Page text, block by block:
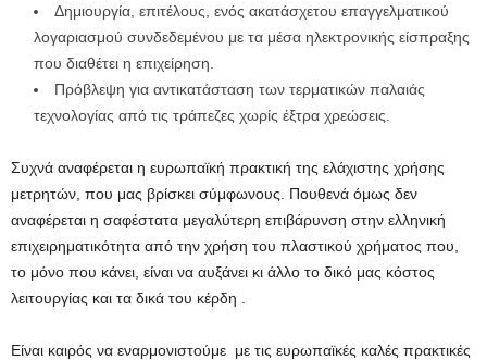
Δημιουργία, επιτέλους, ενός ακατάσχετου επαγγελματικού
λογαριασμού συνδεδεμένου με τα μέσα ηλεκτρονικής είσπραξης
που διαθέτει η επιχείρηση.
Πρόβλεψη για αντικατάσταση των τερματικών παλαιάς
τεχνολογίας από τις τράπεζες χωρίς έξτρα χρεώσεις.
Συχνά αναφέρεται η ευρωπαϊκή πρακτική της ελάχιστης χρήσης
μετρητών, που μας βρίσκει σύμφωνους. Πουθενά όμως δεν
αναφέρεται η σαφέστατα μεγαλύτερη επιβάρυνση στην ελληνική
επιχειρηματικότητα από την χρήση του πλαστικού χρήματος που,
το μόνο που κάνει, είναι να αυξάνει κι άλλο το δικό μας κόστος
λειτουργίας και τα δικά του κέρδη .
Είναι καιρός να εναρμονιστούμε με τις ευρωπαϊκές καλές πρακτικές